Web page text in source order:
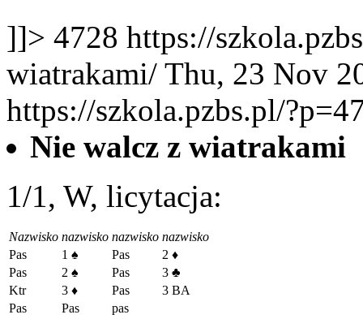
]]> 4728 https://
wiatrakami/ Thu, 23 Nov
https://szkola.pzbs.pl/
Nie walcz z wiatrakami
1/1, W, licytacja:
Nazwisko nazwisko nazwisko nazwisko
Pas
1 ♠ Pas 2 ♦
Pas
2 ♠ Pas 3 ♣
Ktr
3 ♦ Pas
3 BA
Pas
Pas pas